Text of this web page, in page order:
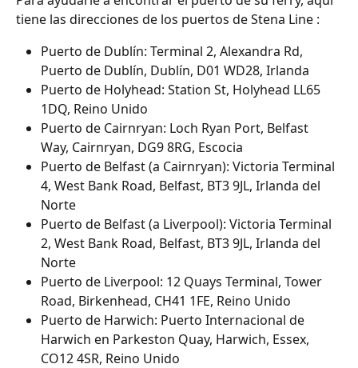
tiene las direcciones de los puertos de Stena Line :
Puerto de Dublín: Terminal 2, Alexandra Rd,
Puerto de Dublín, Dublín, D01 WD28, Irlanda
Puerto de Holyhead: Station St, Holyhead LL65
1DQ, Reino Unido
Puerto de Cairnryan: Loch Ryan Port, Belfast
Way, Cairnryan, DG9 8RG, Escocia
Puerto de Belfast (a Cairnryan): Victoria Terminal
4, West Bank Road, Belfast, BT3 9JL, Irlanda del
Norte
Puerto de Belfast (a Liverpool): Victoria Terminal
2, West Bank Road, Belfast, BT3 9JL, Irlanda del
Norte
Puerto de Liverpool: 12 Quays Terminal, Tower
Road, Birkenhead, CH41 1FE, Reino Unido
Puerto de Harwich: Puerto Internacional de
Harwich en Parkeston Quay, Harwich, Essex,
CO12 4SR, Reino Unido